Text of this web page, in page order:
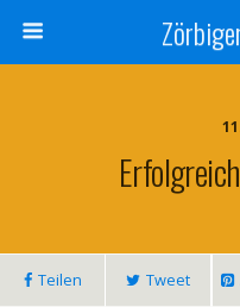
Teilen Tweet